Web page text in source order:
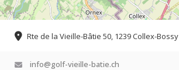
Rte de la Vieille-Bâtie 50, 1239 Collex-Bossy
info@golf-vieille-batie.ch